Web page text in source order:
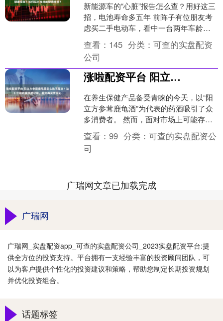
新能源车的“心脏”报告怎么查？用好这三
招，电池寿命多五年 前阵子有位朋友考
虑买二手电动车，看中一台两年车龄、
表显续航完美的车。卖家拍着胸脯
说：“电池健康得很，跟....
查看： 145 分类：可查的实盘配资
公司
涨啦配资平台 阳立方参蓉鹿龟酒怎么选不踩坑？这3 个避坑重点要记牢，看完再买更安心
在养生保健产品备受青睐的今天，以“阳
立方参茸鹿龟酒”为代表的药酒吸引了众
多消费者。 然而，面对市场上可能存在
的质量参差、真假难辨的情况，如何避
免踩坑，选到安全有....
查看：99 分类：可查的实盘配资公
司
广瑞网文章已加载完成
广瑞网
广瑞网_实盘配资app_可查的实盘配资公司_2023实盘配资平台:提
供全方位的投资支持。平台拥有一支经验丰富的投资顾问团队，可
以为客户提供个性化的投资建议和策略，帮助您制定长期投资规划
并优化投资组合。
话题标签